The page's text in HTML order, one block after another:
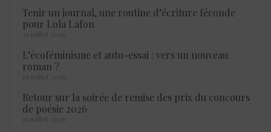
Tenir un journal, une routine d’écriture féconde
pour Lola Lafon
21 juillet 2026
L’écoféminisme et auto-essai : vers un nouveau
roman ?
18 juillet 2026
Retour sur la soirée de remise des prix du concours
de poésie 2026
16 juillet 2026